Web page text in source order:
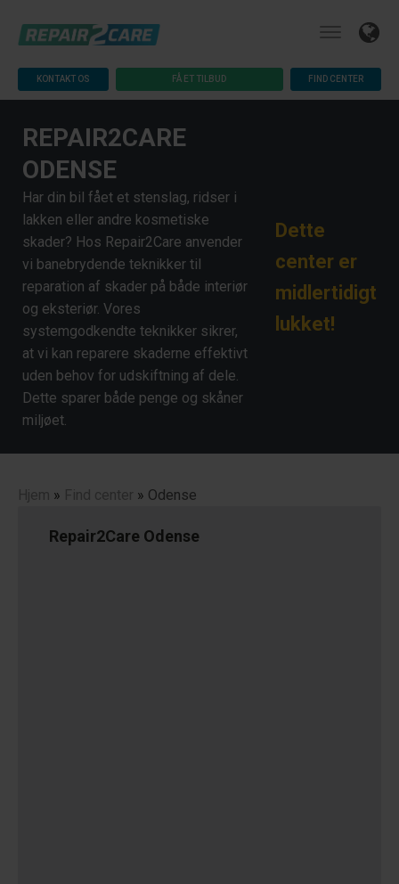
KONTAKT OS FÅ ET TILBUD FIND CENTER
REPAIR2CARE
ODENSE
Har din bil fået et stenslag, ridser i
lakken eller andre kosmetiske
skader? Hos Repair2Care anvender
vi banebrydende teknikker til
reparation af skader på både interiør
og eksteriør. Vores
systemgodkendte teknikker sikrer,
at vi kan reparere skaderne effektivt
uden behov for udskiftning af dele.
Dette sparer både penge og skåner
miljøet.
Dette
center er
midlertidigt
lukket!
Hjem » Find center » Odense
Repair2Care Odense